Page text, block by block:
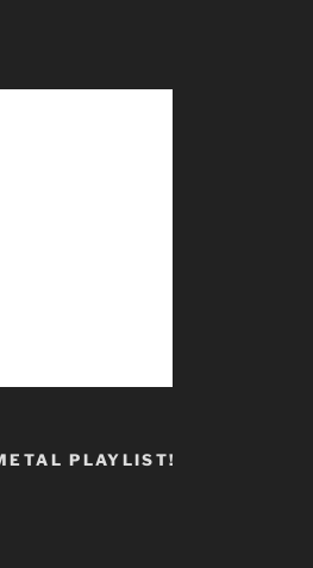
PLAYLIST!